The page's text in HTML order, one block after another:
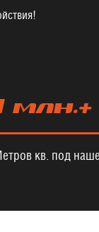
млн.+
кв. под